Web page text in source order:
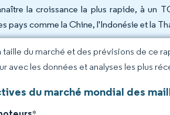
la croissance la plus rapide, à un
pays comme la Chine, l'Indonésie et la
taille du marché et des prévisions de ce
avec les données et analyses les plus
du marché mondial des